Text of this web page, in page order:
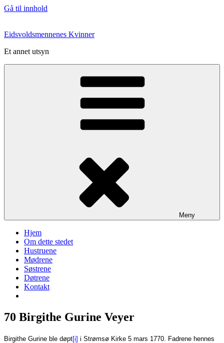
Gå til innhold
Eidsvoldsmennenes Kvinner
Et annet utsyn
Meny
Hjem
Om dette stedet
Hustruene
Mødrene
Søstrene
Døtrene
Kontakt
70 Birgithe Gurine Veyer
Birgithe Gurine ble døpt[i] i Strømsø Kirke 5 mars 1770. Fadrene hennes